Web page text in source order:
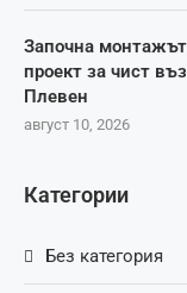
Започна
проект за чист
Плевен
август 10, 2026
Категории
Без категория